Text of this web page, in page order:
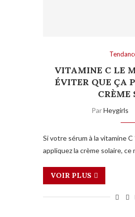
VITAMINE C LE
ÉVITER QUE ÇA
CRÈME
ParHeygirls
Si votre sérum à la vitamine
appliquez la crème solaire, ce
VOIR PLUS